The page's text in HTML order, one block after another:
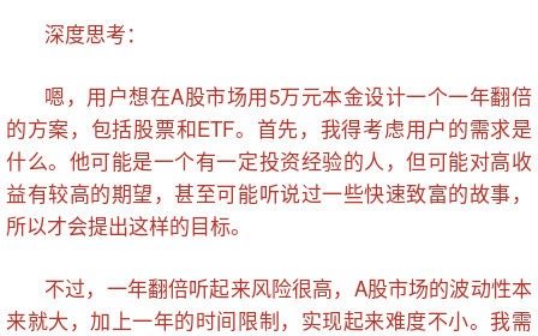
深度思考：
嗯，用户想在A股市场用5万元本金设计一个一年翻倍
的方案，包括股票和ETF。首先，我得考虑用户的需求是
什么。他可能是一个有一定投资经验的人，但可能对高收
益有较高的期望，甚至可能听说过一些快速致富的故事，
所以才会提出这样的目标。
不过，一年翻倍听起来风险很高，A股市场的波动性本
来就大，加上一年的时间限制，实现起来难度不小。我需